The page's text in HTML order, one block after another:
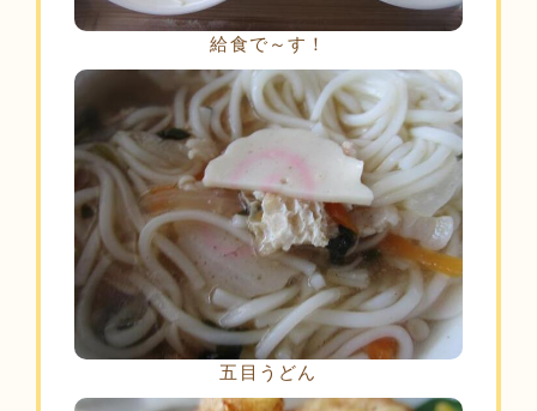
給食で～す！
五目うどん